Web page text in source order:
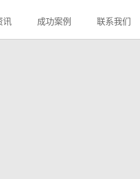
讯 成功案例 联系我们下一